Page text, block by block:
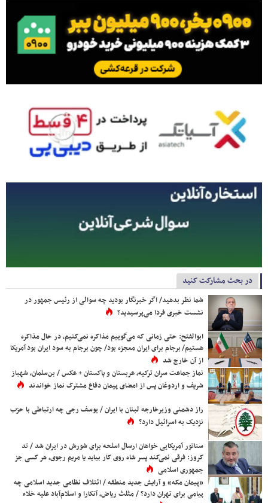
در بحث مشارکت کنید
شما نظر بدهید/ اگر خبرنگار بودید چه سوالی از رئیس جمهور در
نشست خبری فردا می‌پرسیدید؟
ابوالفتح: حتی زمانی که می‌گوییم مذاکره نمی‌کنیم، در حال مذاکره
هستیم/ برجام برای ایران معجزه بود/ چون برجام به سود ایران بود آمریکا
از آن خارج شد
نماز جماعت سران ترکیه، عربستان و پاکستان + عکس / بن‌سلمان، شهباز
شریف و اردوغان پس از امضای پیمان دفاع مشترک نماز خواندند
راز دشمنی وزیرخارجه لبنان با ایران / یوسف رجی چه ارتباطی با حزب
نزدیک به اسرائیل دارد؟
سناتور آمریکایی خواهان ارسال اسلحه برای شورش در ایران شد / تد
کروز: فرقی نمی‌کند پسر شاه روی کار بیاید یا مریم رجوی، هر کسی جز
جمهوری اسلامی
«پیمان مکه» و آرایش جدید منطقه / ائتلاف نظامی جدید اسلامی چه
پیامی برای تهران دارد؟ / مثلث ریاض، آنکارا و اسلام‌آباد علیه خلاء